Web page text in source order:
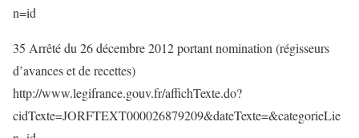
n=id
35 Arrêté du 26 décembre 2012 portant nomination (régisseurs
d’avances et de recettes)
http://www.legifrance.gouv.fr/affichTexte.do?
cidTexte=JORFTEXT000026879209&dateTexte=&categorieLie